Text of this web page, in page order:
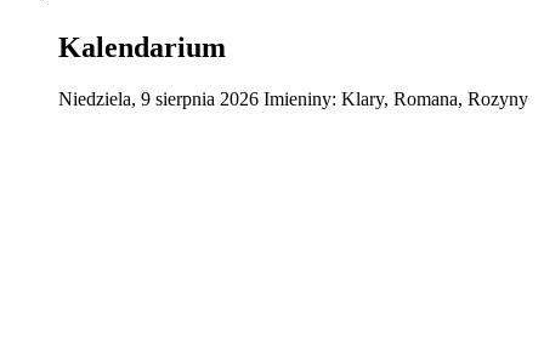
Kalendarium
Niedziela, 9 sierpnia 2026 Imieniny: Klary, Romana, Rozyny